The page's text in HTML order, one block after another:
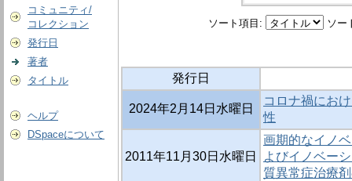
コミュニティ/
コレクション
発行日
著者
タイトル
ヘルプ
DSpaceについて
ソート項目: ソー
発行日
2024年2月14日水曜日
コロナ禍にお
性
2011年11月30日水曜日
画期的なイノ
よびイノベー
質異常症治療